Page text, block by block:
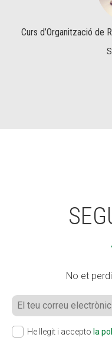
Curs d’Organització de
No et
He llegit i accepto la